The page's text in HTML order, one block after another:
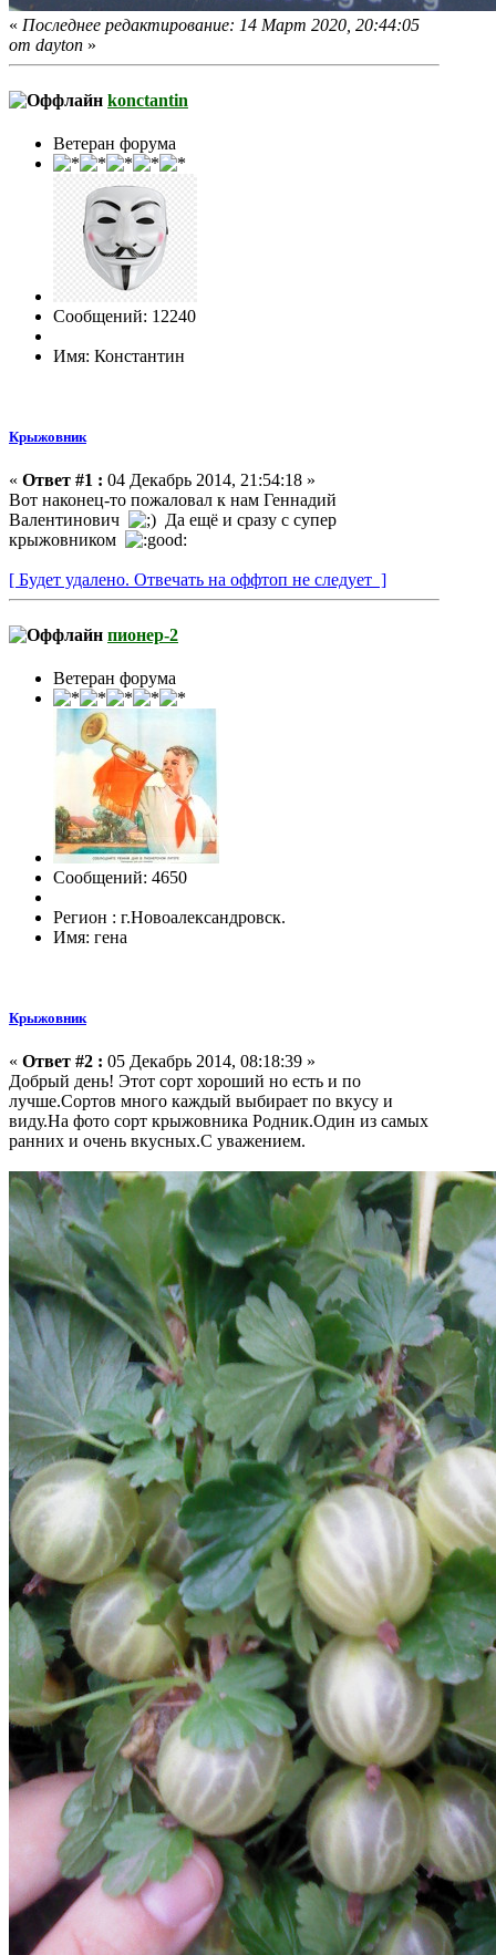
« Последнее редактирование: 14 Март 2020, 20:44:05
от dayton »
konctantin
Ветеран форума
Сообщений: 12240
Имя: Константин
Крыжовник
« Ответ #1 : 04 Декабрь 2014, 21:54:18 »
Вот наконец-то пожаловал к нам Геннадий
Валентинович
Да ещё и сразу с супер
крыжовником
[ Будет удалено. Отвечать на оффтоп не следует ]
пионер-2
Ветеран форума
Сообщений: 4650
Регион : г.Новоалександровск.
Имя: гена
Крыжовник
« Ответ #2 : 05 Декабрь 2014, 08:18:39 »
Добрый день! Этот сорт хороший но есть и по
лучше.Сортов много каждый выбирает по вкусу и
виду.На фото сорт крыжовника Родник.Один из самых
ранних и очень вкусных.С уважением.